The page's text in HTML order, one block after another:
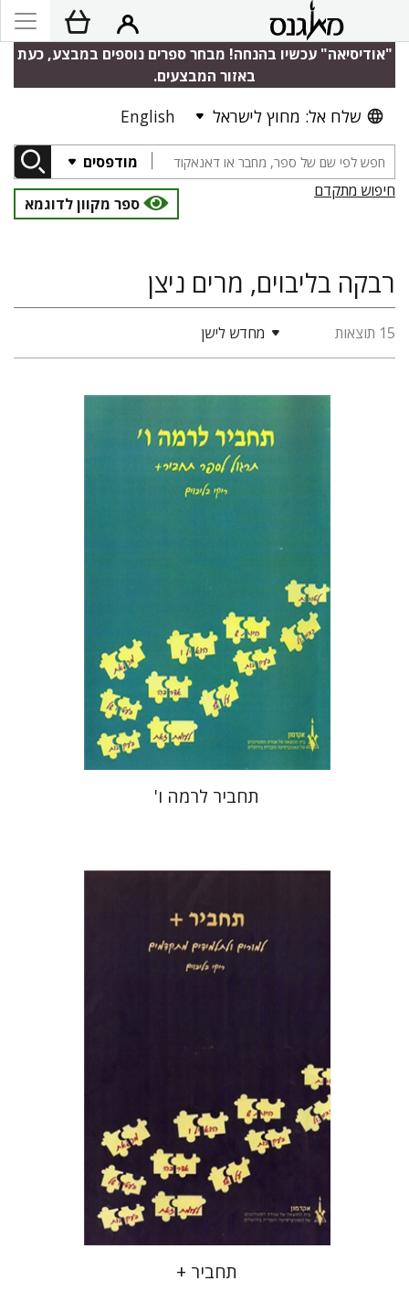
"אודיסיאה" עכשיו בהנחה! מבחר ספרים נוספים במבצע, כעת
באזור המבצעים.
שלח אל: מחוץ לישראל English
מודפסים
חיפוש מתקדם
ספר מקוון לדוגמא
רבקה בליבוים, מרים ניצן
15 תוצאות מחדש לישן
רבקה בליבוים
הנחת אתר ספר מודפס
$21
$19
תחביר לרמה ו'
רבקה בליבוים
הנחת אתר ספר מודפס
$35
תחביר +